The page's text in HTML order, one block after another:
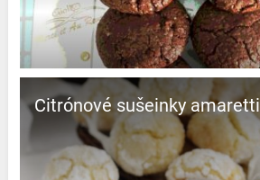
Citrónové sušeinky amaretti